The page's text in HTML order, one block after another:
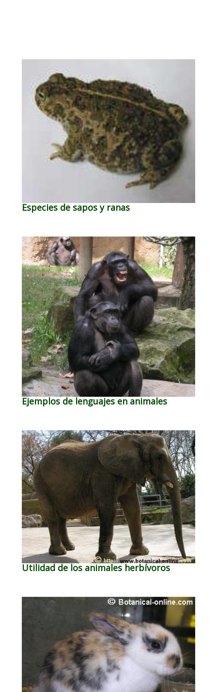
Especies de sapos y ranas
Ejemplos de lenguajes en animales
Utilidad de los animales herbívoros